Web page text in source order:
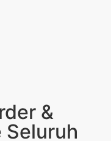
&
Seluruh